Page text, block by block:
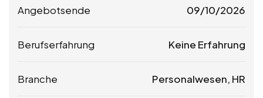
Angebotsende 09/10/2026
Berufserfahrung Keine Erfahrung
Branche Personalwesen, HR